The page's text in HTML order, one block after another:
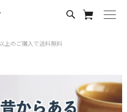
上のご購入で送料無料